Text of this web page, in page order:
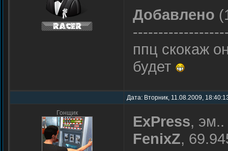
Добавлено
ппц скокаж
будет
Дата: Вторник, 11.08.2009,
Гонщик ExPress, эм..
FenixZ,